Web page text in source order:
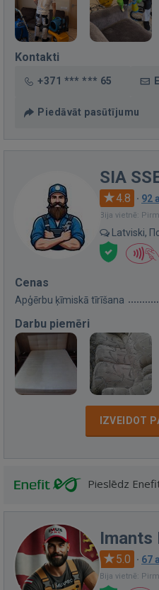
Kontakti
+371 *** *** 65
Piedāvāt pasūtījumu
SIA
4.8 · 92
Bija vietnē:
Latviski,
Cenas
Apģērbu ķīmiskā tīrīšana
Darbu piemēri
IZVEIDOT
Pieslēdz
Imants
5.0 · 67
Bija vietnē: